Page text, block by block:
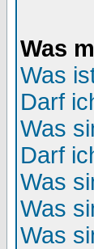
Was
Was
Darf
Was
Darf
Was
Was
Was